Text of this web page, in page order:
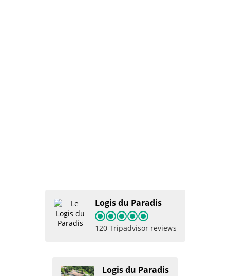
Logis du Paradis
120 Tripadvisor reviews
Logis du Paradis